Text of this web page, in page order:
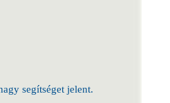
segítséget jelent.